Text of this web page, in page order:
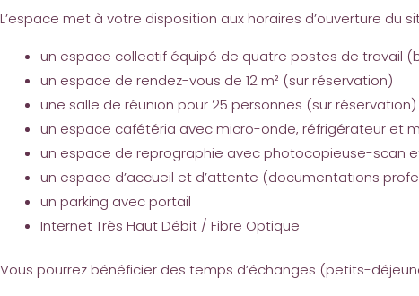
L’espace met à votre disposition aux horaires d’ouverture du
un espace collectif équipé de quatre postes de travail
un espace de rendez-vous de 12 m² (sur réservation)
une salle de réunion pour 25 personnes (sur réservation)
un espace cafétéria avec micro-onde, réfrigérateur et
un espace de reprographie avec photocopieuse-scan
un espace d’accueil et d’attente (documentations
un parking avec portail
Internet Très Haut Débit / Fibre Optique
Vous pourrez bénéficier des temps d’échanges (petits-